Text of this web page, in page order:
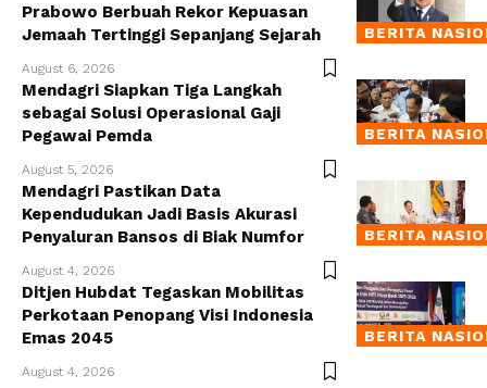
BERITA
Prabowo Berbuah Rekor Kepuasan
Jemaah Tertinggi Sepanjang Sejarah
August 6, 2026
BERITA
Mendagri Siapkan Tiga Langkah
sebagai Solusi Operasional Gaji
Pegawai Pemda
August 5, 2026
BERITA
Mendagri Pastikan Data
Kependudukan Jadi Basis Akurasi
Penyaluran Bansos di Biak Numfor
August 4, 2026
BERITA
Ditjen Hubdat Tegaskan Mobilitas
Perkotaan Penopang Visi Indonesia
Emas 2045
August 4, 2026